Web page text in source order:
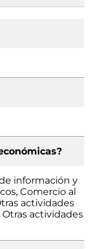
información y
Comercio al
actividades
actividades